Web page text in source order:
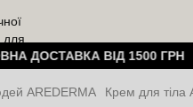
ДОСТАВКА ВІД 1500
AREDERMA Крем для тіла